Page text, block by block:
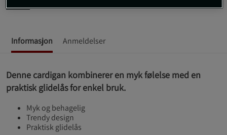
Informasjon Anmeldelser
Denne cardigan kombinerer en myk følelse med en
praktisk glidelås for enkel bruk.
Myk og behagelig
Trendy design
Praktisk glidelås